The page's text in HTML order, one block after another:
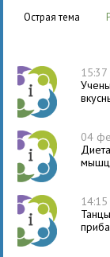
острая тема
15:37
04
14:15